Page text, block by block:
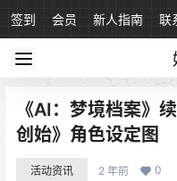
签到 会员 新人指南 联
《AI：梦境档案》
创始》角色设定图
活动资讯 2 年前 0